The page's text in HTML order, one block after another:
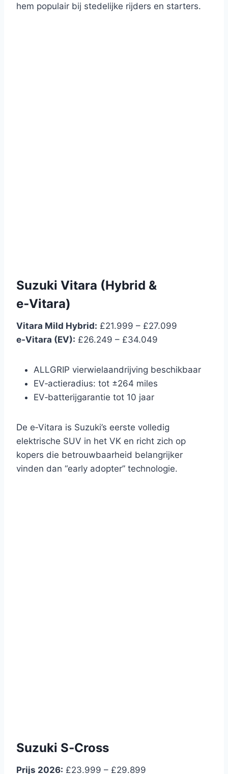
hem populair bij stedelijke rijders en starters.
Suzuki Vitara (Hybrid &
e‑Vitara)
Vitara Mild Hybrid: £21.999 – £27.099
e‑Vitara (EV): £26.249 – £34.049
ALLGRIP vierwielaandrijving beschikbaar
EV‑actieradius: tot ±264 miles
EV‑batterijgarantie tot 10 jaar
De e‑Vitara is Suzuki’s eerste volledig
elektrische SUV in het VK en richt zich op
kopers die betrouwbaarheid belangrijker
vinden dan “early adopter” technologie.
Suzuki S‑Cross
Prijs 2026: £23.999 – £29.899